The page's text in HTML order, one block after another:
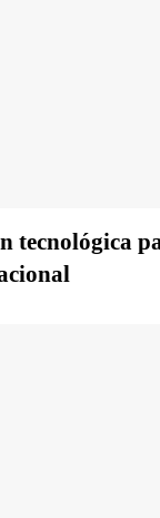
tecnológica